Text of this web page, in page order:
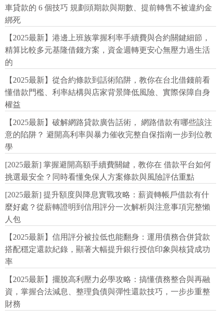
車貸款的 6 個技巧 規劃頭期款與期數、提前轉售不被違約金
綁死
【2025最新】港邊上班族掌握利率手續費與合約關鍵細節，
精算比較多元基隆借錢方案，資金週轉更安心無壓力過生活
的
【2025最新】從合約條款到話術陷阱，教你在台北借錢前看
懂借款門檻、利率結構與店家背景降低風險、實際保障自身
權益
【2025最新】破解網路貸款廣告話術， 網路借款有哪些該注
意的陷阱？ 避開高利率與暴力催收完整自保指南一步到位教
學
[2025最新] 掌握避開高額手續費關鍵，教你在 借款平台如何
挑選最安全？同時看懂免保人方案條款與風險評估重點
[2025最新] 提升額度與降息實戰攻略：薪資轉帳戶借款有什
麼好處？從薪轉證明到信用評分一次解析與注意事項完整懶
人包
【2025最新】信用評分被拉低也能翻身：運用債務合併貸款
搭配穩定還款紀錄，顯著大幅提升銀行授信印象與核貸成功
率
【2025最新】擺脫高利壓力必學攻略：搞懂債務整合與再融
資，掌握合法減息、整理負債與彈性還款技巧，一步步重整
財務